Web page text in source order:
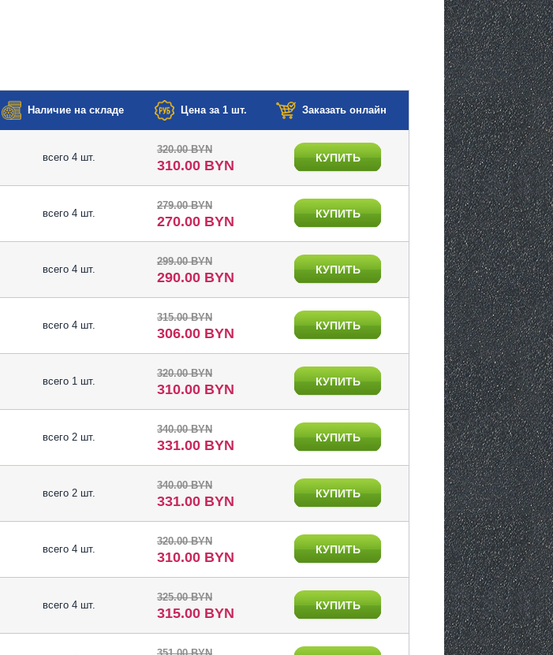
Наличие на складе Цена за 1 шт. Заказать онлайн
всего 4 шт.
320.00 BYN
310.00 BYN КУПИТЬ
всего 4 шт.
279.00 BYN
270.00 BYN КУПИТЬ
всего 4 шт.
299.00 BYN
290.00 BYN КУПИТЬ
всего 4 шт.
315.00 BYN
306.00 BYN КУПИТЬ
всего 1 шт.
320.00 BYN
310.00 BYN КУПИТЬ
всего 2 шт.
340.00 BYN
331.00 BYN КУПИТЬ
всего 2 шт.
340.00 BYN
331.00 BYN КУПИТЬ
всего 4 шт.
320.00 BYN
310.00 BYN КУПИТЬ
всего 4 шт.
325.00 BYN
315.00 BYN КУПИТЬ